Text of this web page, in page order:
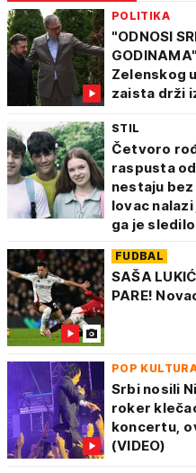
POLITIKA
"ODNOSI
Zelenskog
zaista drži
STIL
Četvoro
raspusta
nestaju
lovac
ga je sledilo
FUDBAL
SAŠA
PARE!
POP
Srbi nosili
roker
koncertu,
(VIDEO)